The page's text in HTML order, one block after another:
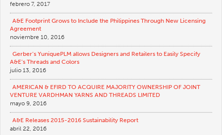
febrero 7, 2017
A&E Footprint Grows to Include the Philippines Through New Licensing
Agreement
noviembre 10, 2016
Gerber’s YuniquePLM allows Designers and Retailers to Easily Specify
A&E’s Threads and Colors
julio 13, 2016
AMERICAN & EFIRD TO ACQUIRE MAJORITY OWNERSHIP OF JOINT
VENTURE VARDHMAN YARNS AND THREADS LIMITED
mayo 9, 2016
A&E Releases 2015-2016 Sustainability Report
abril 22, 2016